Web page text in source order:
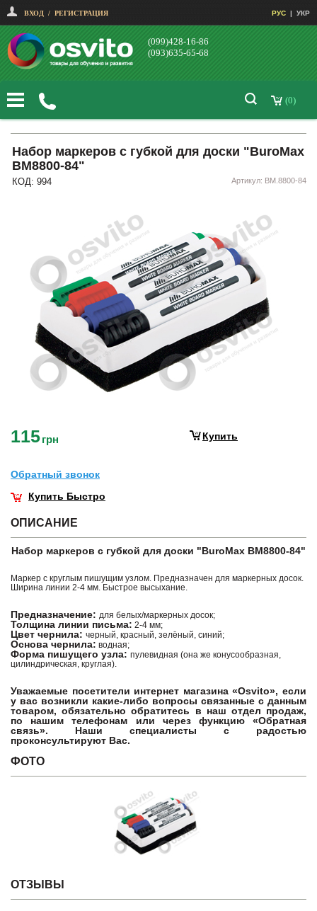
ВХОД / РЕГИСТРАЦИЯ РУС | УКР
(099)428-16-86
(093)635-65-68
(0)
Набор маркеров с губкой для доски "BuroMax
BM8800-84"
КОД: 994 Артикул: BM.8800-84
115грн Купить
Обратный звонок
Купить Быстро
ОПИСАНИЕ
Набор маркеров с губкой для доски "BuroMax BM8800-84"
Маркер с круглым пишущим узлом. Предназначен для маркерных досок.
Ширина линии 2-4 мм. Быстрое высыхание.
Предназначение: для белых/маркерных досок;
Толщина линии письма: 2-4 мм;
Цвет чернила: черный, красный, зелёный, синий;
Основа чернила: водная;
Форма пишущего узла: пулевидная (она же конусообразная,
цилиндрическая, круглая).
Уважаемые посетители интернет магазина «Osvito», если
у вас возникли какие-либо вопросы связанные с данным
товаром, обязательно обратитесь в наш отдел продаж,
по нашим телефонам или через функцию «Обратная
связь». Наши специалисты с радостью
проконсультируют Вас.
ФОТО
ОТЗЫВЫ